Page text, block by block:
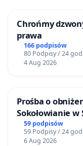
Chrońmy
prawa
166 podpisów
80 Podpisy / 24
4 Aug 2026
Prośba o
Sokołowianie
59 podpisów
59 Podpisy / 24
6 Aug 2026